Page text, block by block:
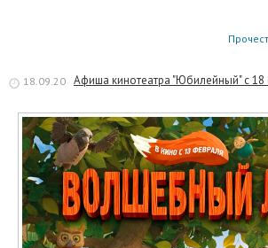
18.09.20 Афиша кинотеатра "Юбилейный" c 18